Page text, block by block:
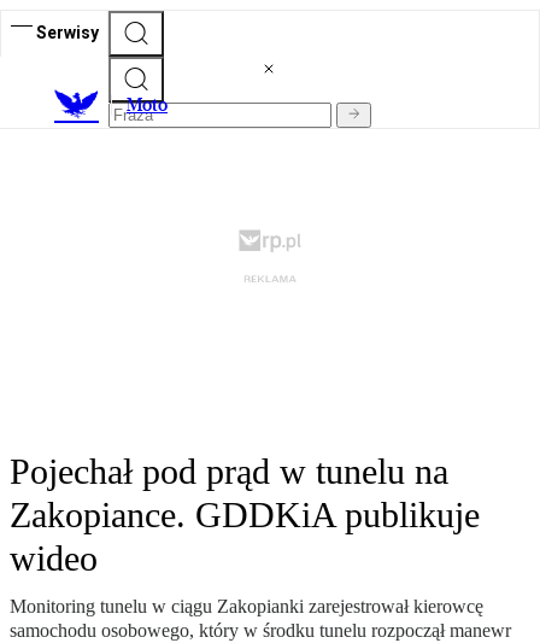
Serwisy
Moto
Pojechał pod prąd w tunelu na
Zakopiance. GDDKiA publikuje
wideo
Monitoring tunelu w ciągu Zakopianki zarejestrował kierowcę
samochodu osobowego, który w środku tunelu rozpoczął manewr